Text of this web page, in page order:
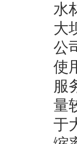
水
大
公
使
服
量
于